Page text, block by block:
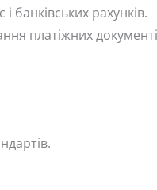
банківських рахунків.
платіжних